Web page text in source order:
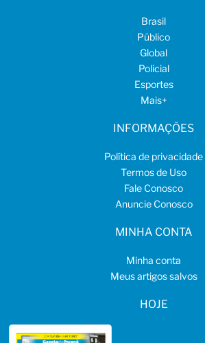
Brasil
Público
Global
Policial
Esportes
Mais+
INFORMAÇÕES
Política de privacidade
Termos de Uso
Fale Conosco
Anuncie Conosco
MINHA CONTA
Minha conta
Meus artigos salvos
HOJE